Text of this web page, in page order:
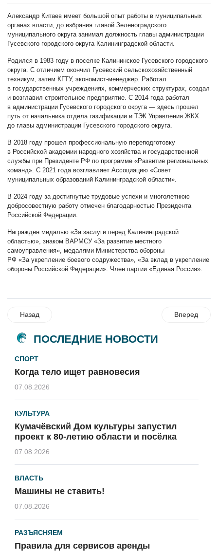
Александр Китаев имеет большой опыт работы в муниципальных
органах власти, до избрания главой Зеленоградского
муниципального округа занимал должность главы администрации
Гусевского городского округа Калининградской области.
Родился в 1983 году в поселке Калининское Гусевского городского
округа. С отличием окончил Гусевский сельскохозяйственный
техникум, затем КГТУ, экономист-менеджер. Работал
в государственных учреждениях, коммерческих структурах, создал
и возглавил строительное предприятие. С 2014 года работал
в администрации Гусевского городского округа — здесь прошел
путь от начальника отдела газификации и ТЭК Управления ЖКХ
до главы администрации Гусевского городского округа.
В 2018 году прошел профессиональную переподготовку
в Российской академии народного хозяйства и государственной
службы при Президенте РФ по программе «Развитие региональных
команд». С 2021 года возглавляет Ассоциацию «Совет
муниципальных образований Калининградской области».
В 2024 году за достигнутые трудовые успехи и многолетнюю
добросовестную работу отмечен благодарностью Президента
Российской Федерации.
Награжден медалью «За заслуги перед Калининградской
областью», знаком ВАРМСУ «За развитие местного
самоуправления», медалями Министерства обороны
РФ «За укрепление боевого содружества», «За вклад в укрепление
обороны Российской Федерации». Член партии «Единая Россия».
Назад Вперед
ПОСЛЕДНИЕ НОВОСТИ
СПОРТ
Когда тело ищет равновесия
07.08.2026
КУЛЬТУРА
Кумачёвский Дом культуры запустил
проект к 80-летию области и посёлка
07.08.2026
ВЛАСТЬ
Машины не ставить!
07.08.2026
РАЗЪЯСНЯЕМ
Правила для сервисов аренды